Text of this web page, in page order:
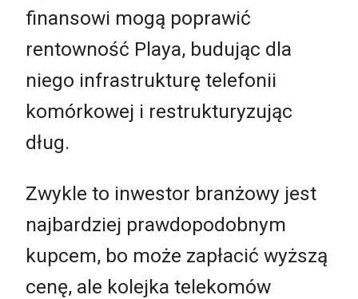
finansowi mogą poprawić
rentowność Playa, budując dla
niego infrastrukturę telefonii
komórkowej i restrukturyzując
dług.
Zwykle to inwestor branżowy jest
najbardziej prawdopodobnym
kupcem, bo może zapłacić wyższą
cenę, ale kolejka telekomów